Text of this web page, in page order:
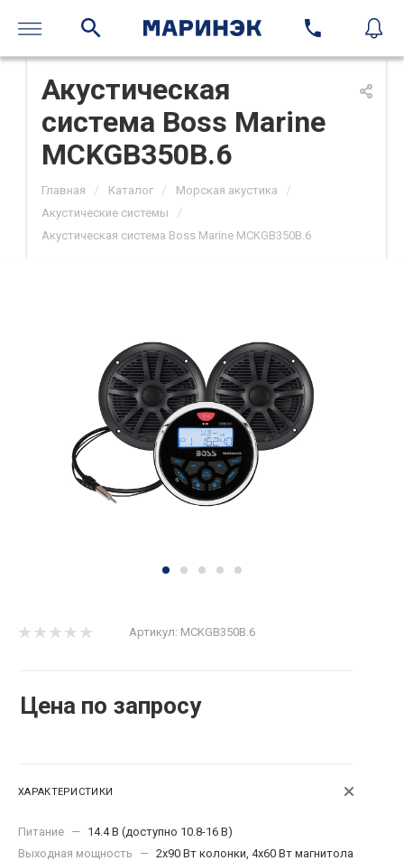
Акустическая
система Boss Marine
MCKGB350B.6
Главная / Каталог / Морская акустика /
Акустические системы /
Акустическая система Boss Marine MCKGB350B.6
Артикул: MCKGB350B.6
Цена по запросу
ХАРАКТЕРИСТИКИ
Питание — 14.4 В (доступно 10.8-16 В)
Выходная мощность
— 2x90 Вт колонки, 4x60 Вт магнитола